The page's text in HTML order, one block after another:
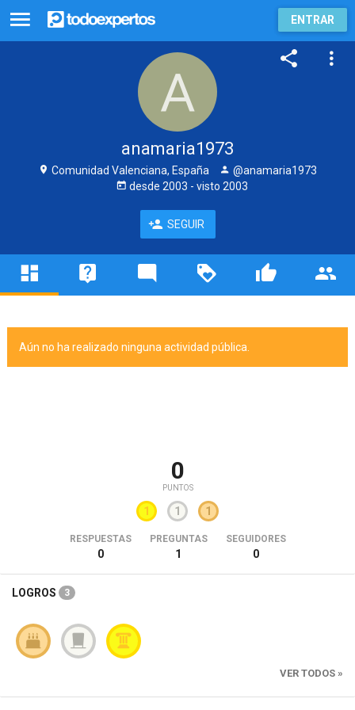
ENTRAR
anamaria1973
Comunidad Valenciana, España
@anamaria1973
desde 2003 - visto 2003
SEGUIR
Aún no ha realizado ninguna actividad pública.
0
PUNTOS
1 1 1
RESPUESTAS
0
PREGUNTAS
1
SEGUIDORES
0
LOGROS 3
VER TODOS »